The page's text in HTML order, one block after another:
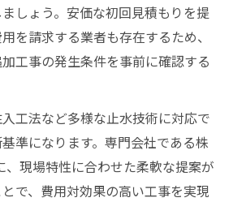
しょう。安価な初回見積もりを提
を請求する業者も存在するため、
工事の発生条件を事前に確認する
工法など多様な止水技術に対応で
準になります。専門会社である株
、現場特性に合わせた柔軟な提案が
で、費用対効果の高い工事を実現